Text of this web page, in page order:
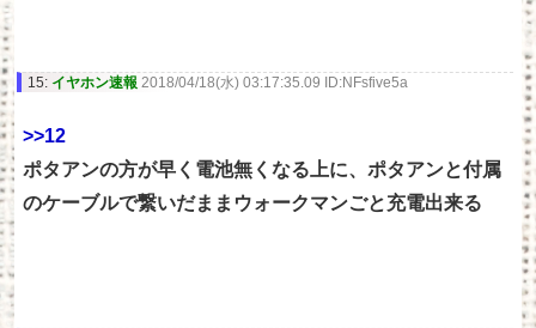
15: イヤホン速報 2018/04/18(水) 03:17:35.09 ID:NFsfive5a
>>12
ポタアンの方が早く電池無くなる上に、ポタアンと付属
のケーブルで繋いだままウォークマンごと充電出来る